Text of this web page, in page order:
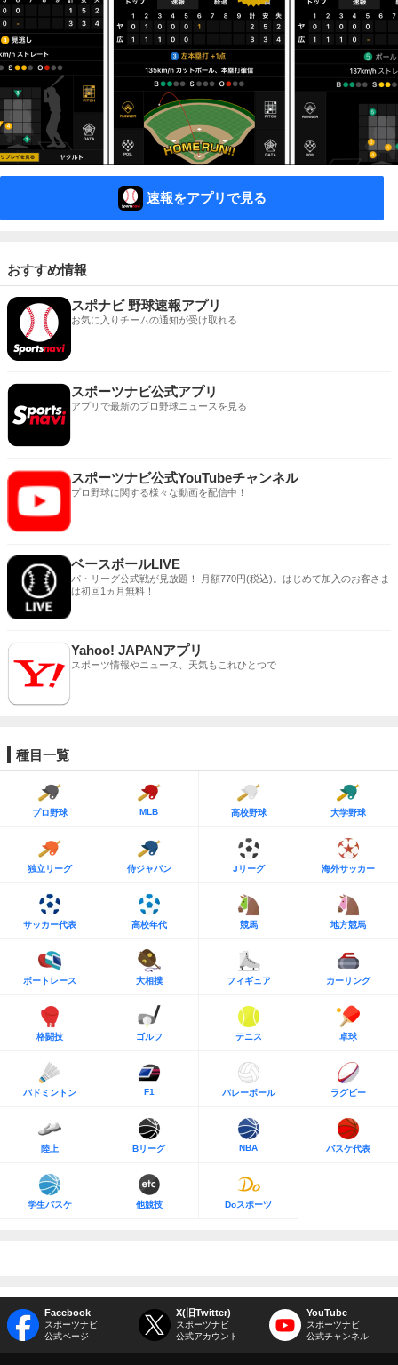
速報をアプリで見る
おすすめ情報
スポナビ 野球速報アプリ
お気に入りチームの通知が受け取れる
スポーツナビ公式アプリ
アプリで最新のプロ野球ニュースを見る
スポーツナビ公式YouTubeチャンネル
プロ野球に関する様々な動画を配信中！
ベースボールLIVE
パ・リーグ公式戦が見放題！ 月額770円(税込)。はじめて加入のお客さま
は初回1ヵ月無料！
Yahoo! JAPANアプリ
スポーツ情報やニュース、天気もこれひとつで
種目一覧
プロ野球 MLB 高校野球 大学野球
独立リーグ 侍ジャパン Jリーグ 海外サッカー
サッカー代表 高校年代 競馬 地方競馬
ボートレース 大相撲 フィギュア カーリング
格闘技 ゴルフ テニス 卓球
バドミントン F1 バレーボール ラグビー
陸上 Bリーグ NBA バスケ代表
学生バスケ 他競技 Doスポーツ
Facebook
スポーツナビ
公式ページ
X(旧Twitter)
スポーツナビ
公式アカウント
YouTube
スポーツナビ
公式チャンネル